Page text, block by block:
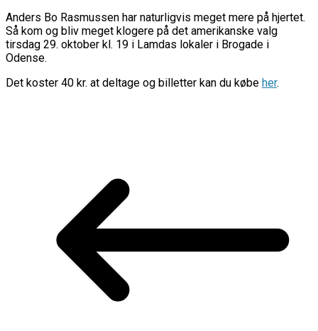
Anders Bo Rasmussen har naturligvis meget mere på hjertet.
Så kom og bliv meget klogere på det amerikanske valg
tirsdag 29. oktober kl. 19 i Lamdas lokaler i Brogade i
Odense.
Det koster 40 kr. at deltage og billetter kan du købe her.